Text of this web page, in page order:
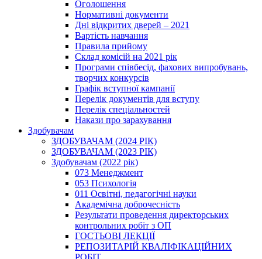
Оголошення
Нормативні документи
Дні відкритих дверей – 2021
Вартість навчання
Правила прийому
Склад комісій на 2021 рік
Програми співбесід, фахових випробувань,
творчих конкурсів
Графік вступної кампанії
Перелік документів для вступу
Перелік спеціальностей
Накази про зарахування
Здобувачам
ЗДОБУВАЧАМ (2024 РІК)
ЗДОБУВАЧАМ (2023 РІК)
Здобувачам (2022 рік)
073 Менеджмент
053 Психологія
011 Освітні, педагогічні науки
Академічна доброчесність
Результати проведення директорських
контрольних робіт з ОП
ГОСТЬОВІ ЛЕКЦІЇ
РЕПОЗИТАРІЙ КВАЛІФІКАЦІЙНИХ
РОБІТ